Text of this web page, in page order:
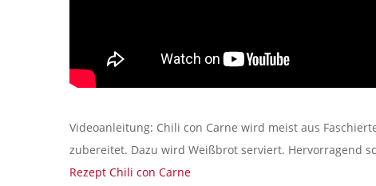
Videoanleitung: Chili con Carne wird meist aus
zubereitet. Dazu wird Weißbrot serviert. Hervorragend
Rezept Chili con Carne